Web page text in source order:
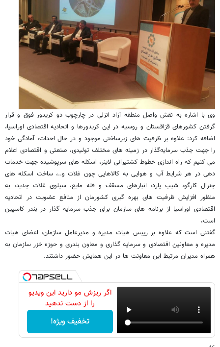
وی با اشاره به نقش واصل منطقه آزاد انزلی در چارچوب دو کریدور فوق و قرار
گرفتن کشورهای قزاقستان و روسیه در این کریدورها و اتحادیه اقتصادی اوراسیا،
اضافه کرد: علاوه بر ظرفیت های زیرساختی موجود و در حال احداث، آمادگی خود
را جهت جذب سرمایه‌گذار در زمینه های مختلف تولیدی، صنعتی و اقتصادی اعلام
می کنیم که راه اندازی خطوط کشتیرانی لاینر، اسکله های سرپوشیده جهت خدمات
دهی در هر شرایط آب و هوایی به کالاهایی چون غلات و..، ساخت اسکله های
جنرال کارگو، شیپ یارد، انبارهای مسقف و فله مایع، سیلوی غلات جدید، به
منظور افزایش ظرفیت های بهره گیری کشورمان از منافع عضویت در اتحادیه
اقتصادی اوراسیا از برنامه های سازمان برای جذب سرمایه گذار در بندر کاسپین
است،
گفتنی است که علاوه بر رییس هیات مدیره و مدیرعامل سازمان، اعضای هیات
مدیره و معاونین اقتصادی و سرمایه گذاری و معاون بندری و حوزه خزر سازمان به
همراه مدیران مرتبط این معاونت ها در این همایش حضور داشتند.
اگر ریزش مو دارید این ویدیو
را از دست ندهید
تخفیف ویژه!